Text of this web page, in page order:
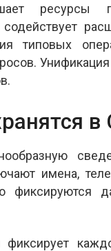
ресурсы
типовых
в
имена,
фиксируются
фиксирует